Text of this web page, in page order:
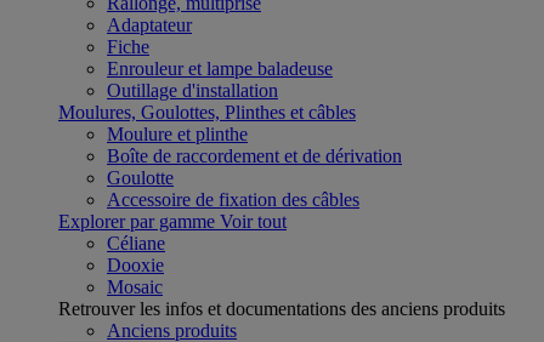
Adaptateur
Fiche
Enrouleur et lampe baladeuse
Outillage d'installation
Moulures, Goulottes, Plinthes et câbles
Moulure et plinthe
Boîte de raccordement et de dérivation
Goulotte
Accessoire de fixation des câbles
Explorer par gamme Voir tout
Céliane
Dooxie
Mosaic
Retrouver les infos et documentations des anciens produits
Anciens produits